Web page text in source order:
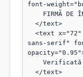
font-
sans-serif"